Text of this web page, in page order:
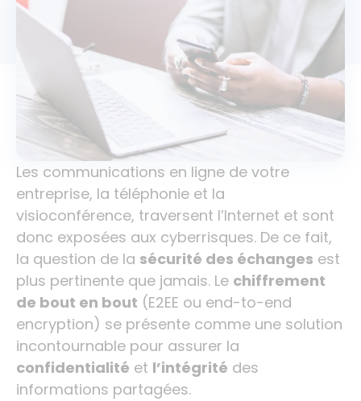
Les communications en ligne de votre
entreprise, la téléphonie et la
visioconférence, traversent l’Internet et sont
donc exposées aux cyberrisques. De ce fait,
la question de la sécurité des échanges est
plus pertinente que jamais. Le chiffrement
de bout en bout (E2EE ou end-to-end
encryption) se présente comme une solution
incontournable pour assurer la
confidentialité et l’intégrité des
informations partagées.